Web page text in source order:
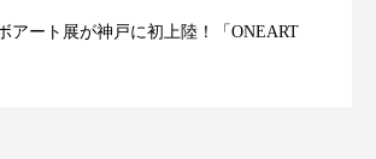
アート展が神戸に初上陸！「ONEART